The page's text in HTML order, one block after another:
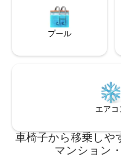
す。アパートは、歴史地区の中
置しているため、市内の主要な
ントや美術館を公共交通機関を
徒歩ですぐに行くことができます。
が完全にご利用いただけます。
用のメーカー、イタリアンコー
モカ、各種ティーなど）を用意
り、調理に必要なもの（鍋、食
ス、食器、冷蔵庫、電子レンジ
時、またはお望みの際には、い
手伝いさせていただきます。 アパートは
素晴らしく、歴史的中心部の最
地区に位置しています。広場全
プール
エアコ
車椅子から移乗しや
マンション